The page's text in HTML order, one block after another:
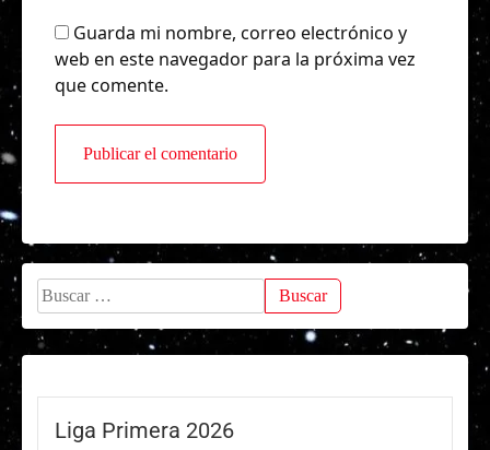
Guarda mi nombre, correo electrónico y
web en este navegador para la próxima vez
que comente.
Buscar:
Liga Primera 2026